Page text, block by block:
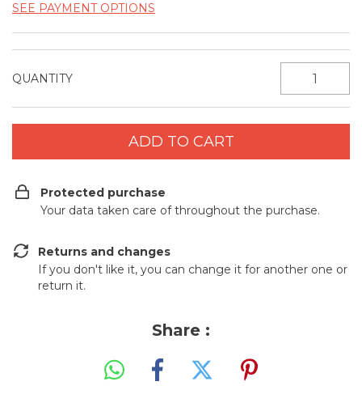
SEE PAYMENT OPTIONS
QUANTITY
Protected purchase
Your data taken care of throughout the purchase.
Returns and changes
If you don't like it, you can change it for another one or
return it.
Share :